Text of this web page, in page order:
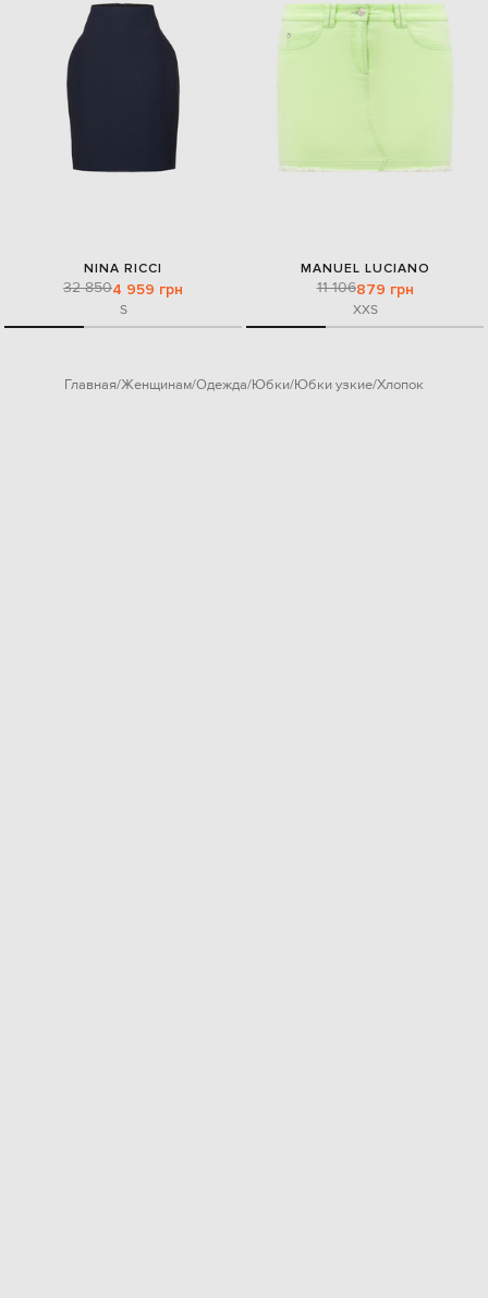
NINA RICCI
32 8504 959 грн
S
MANUEL LUCIANO
11 106879 грн
XXS
Главная Женщинам Одежда Юбки Юбки узкие Хлопок